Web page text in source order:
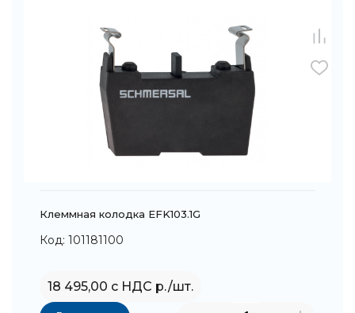
Клеммная колодка EFK103.1G
Код: 101181100
18 495,00 с НДС р./шт.